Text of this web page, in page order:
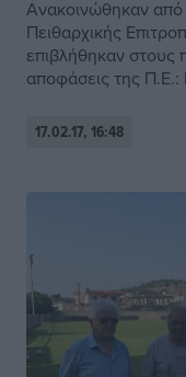
Ανακοινώθηκαν
Πειθαρχικής
επιβλήθηκαν στους
αποφάσεις της Π.Ε.:
17.02.17, 16:48